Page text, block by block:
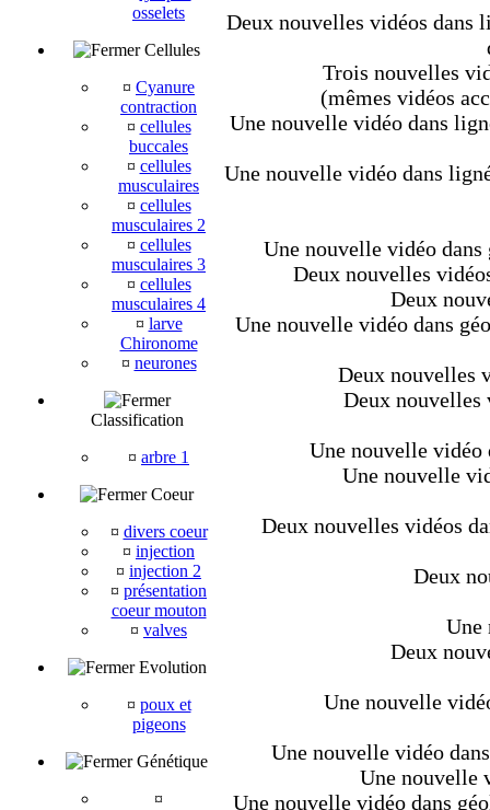
osselets
Cellules
¤ Cyanure
contraction
¤ cellules
buccales
¤ cellules
musculaires
¤ cellules
musculaires 2
¤ cellules
musculaires 3
¤ cellules
musculaires 4
¤ larve
Chironome
¤ neurones
Classification
¤ arbre 1
Coeur
¤ divers coeur
¤ injection
¤ injection 2
¤ présentation
coeur mouton
¤ valves
Evolution
¤ poux et
pigeons
Génétique
¤
Deux nouvelles vidéos dans
Trois nouvelles
(mêmes vidéos
Une nouvelle vidéo dans
Une nouvelle vidéo dans
Une nouvelle vidéo
Deux nouvelles
Deux
Une nouvelle vidéo dans
Deux nouvelles
Deux nouvelles
Une nouvelle vidéo
Une nouvelle
Deux nouvelles vidéos
Deux
Une
Deux
Une nouvelle
Une nouvelle vidéo
Une nouvelle
Une nouvelle vidéo dans